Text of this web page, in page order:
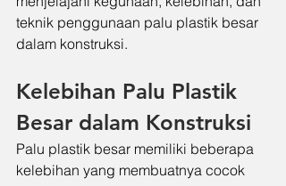
teknik penggunaan palu plastik besar
dalam konstruksi.
Kelebihan Palu Plastik
Besar dalam Konstruksi
Palu plastik besar memiliki beberapa
kelebihan yang membuatnya cocok